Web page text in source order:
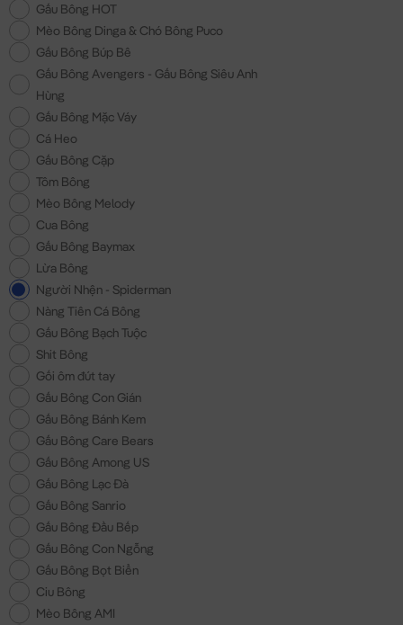
Gấu Bông HOT
Mèo Bông Dinga & Chó Bông Puco
Gấu Bông Búp Bê
Gấu Bông Avengers - Gấu Bông Siêu Anh
Hùng
Gấu Bông Mặc Váy
Cá Heo
Gấu Bông Cặp
Tôm Bông
Mèo Bông Melody
Cua Bông
Gấu Bông Baymax
Lừa Bông
Người Nhện - Spiderman
Nàng Tiên Cá Bông
Gấu Bông Bạch Tuộc
Shit Bông
Gối ôm đút tay
Gấu Bông Con Gián
Gấu Bông Bánh Kem
Gấu Bông Care Bears
Gấu Bông Among US
Gấu Bông Lạc Đà
Gấu Bông Sanrio
Gấu Bông Đầu Bếp
Gấu Bông Con Ngỗng
Gấu Bông Bọt Biển
Ciu Bông
Mèo Bông AMI